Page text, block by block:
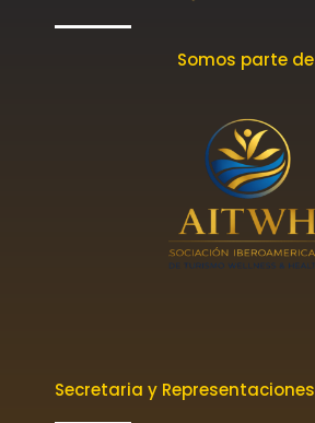
Somos parte de
Secretaria y Representaciones